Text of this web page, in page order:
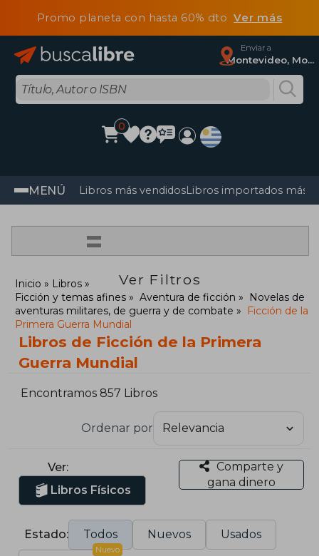
Promo planeta con hasta 60% dtoVer más
Enviar a
Montevideo, Montevideo
0
MENÚ Libros más vendidosLibros importados más
=
Ver Filtros
Inicio
Libros
Ficción y temas afines
Aventura de ficción
Novelas de
aventuras militares, de guerra y de combate
Ficción de la
Primera Guerra Mundial
Libros de Ficción de la Primera
Guerra Mundial
Encontramos 857 Libros
Ordenar por
Ver:
Libros Físicos
Comparte y
gana dinero
Estado: Todos Nuevos Usados
Nuevo